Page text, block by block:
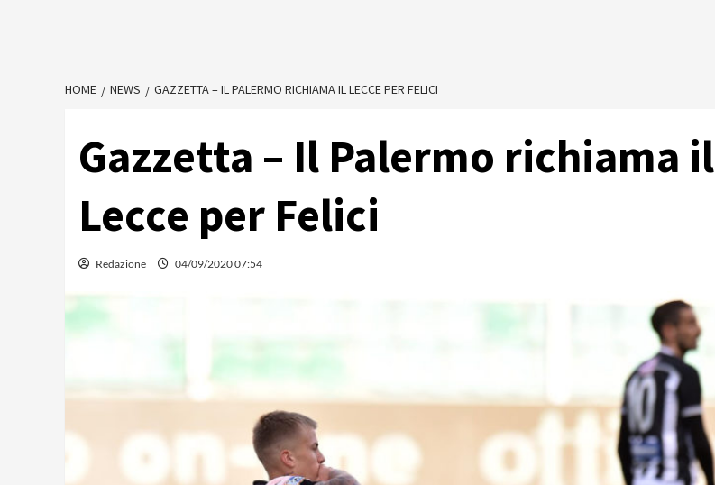
HOME NEWS GAZZETTA – IL PALERMO RICHIAMA IL LECCE PER FELICI
Gazzetta – Il Palermo richiama il
Lecce per Felici
Redazione 04/09/2020 07:54